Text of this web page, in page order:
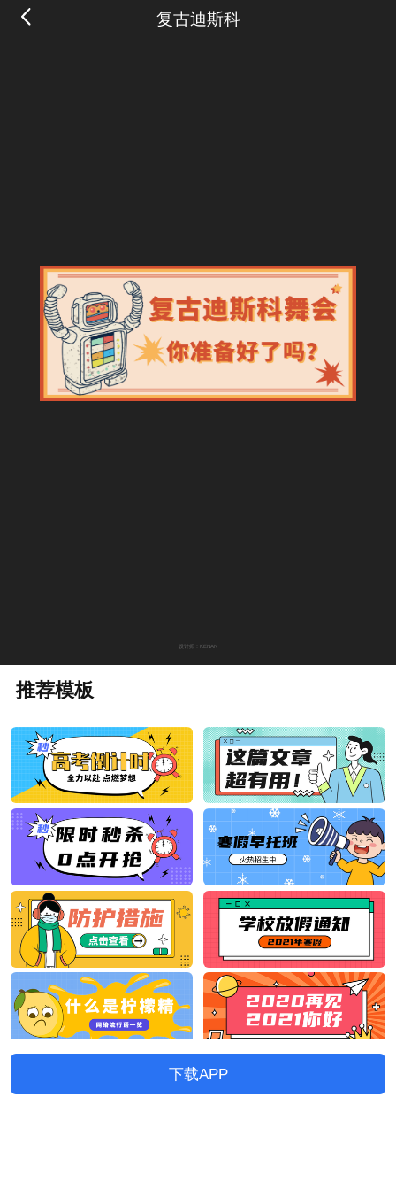
复古迪斯科
设计师：KENAN
推荐模板
下载APP